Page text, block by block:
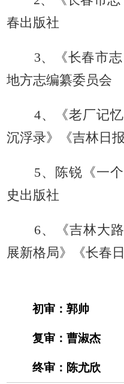
春出版社
3、《长春市志
地方志编纂委员会
4、《老厂记
沉浮录》 《吉林日报
5、 陈锐《一
史出版社
6、 《吉林大路
展新格局》 《长春
初审：郭帅
复审：曹淑杰
终审：陈尤欣